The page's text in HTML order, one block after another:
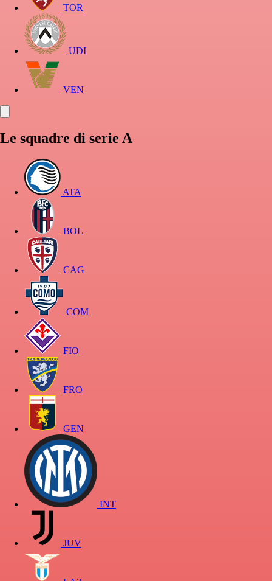
TOR
UDI
VEN
Le squadre di serie A
ATA
BOL
CAG
COM
FIO
FRO
GEN
INT
JUV